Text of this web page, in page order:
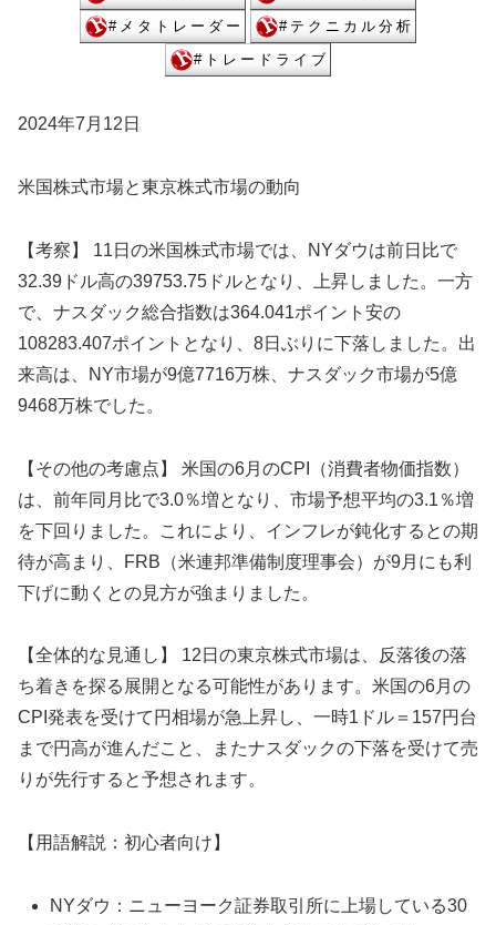
2024年7月12日
米国株式市場と東京株式市場の動向
【考察】 11日の米国株式市場では、NYダウは前日比で
32.39ドル高の39753.75ドルとなり、上昇しました。一方
で、ナスダック総合指数は364.041ポイント安の
108283.407ポイントとなり、8日ぶりに下落しました。出
来高は、NY市場が9億7716万株、ナスダック市場が5億
9468万株でした。
【その他の考慮点】 米国の6月のCPI（消費者物価指数）
は、前年同月比で3.0％増となり、市場予想平均の3.1％増
を下回りました。これにより、インフレが鈍化するとの期
待が高まり、FRB（米連邦準備制度理事会）が9月にも利
下げに動くとの見方が強まりました。
【全体的な見通し】 12日の東京株式市場は、反落後の落
ち着きを探る展開となる可能性があります。米国の6月の
CPI発表を受けて円相場が急上昇し、一時1ドル＝157円台
まで円高が進んだこと、またナスダックの下落を受けて売
りが先行すると予想されます。
【用語解説：初心者向け】
NYダウ：ニューヨーク証券取引所に上場している30